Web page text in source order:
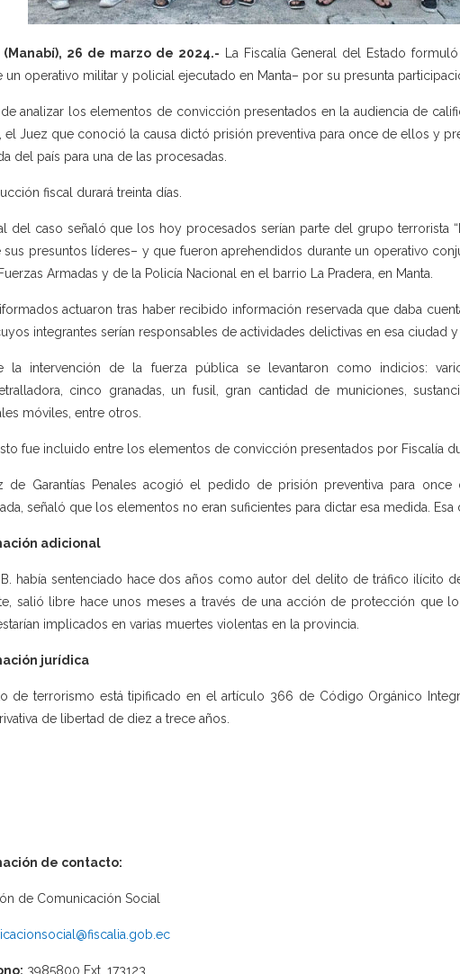
(Manabí), 26 de marzo de 2024.- La Fiscalía General del Estado
un operativo militar y policial ejecutado en Manta– por su presunta
de analizar los elementos de convicción presentados en la audiencia de
el Juez que conoció la causa dictó prisión preventiva para once de ellos y
del país para una de las procesadas.
fiscal durará treinta días.
del caso señaló que los hoy procesados serían parte del grupo terrorista
sus presuntos líderes– y que fueron aprehendidos durante un operativo
Armadas y de la Policía Nacional en el barrio La Pradera, en Manta.
actuaron tras haber recibido información reservada que daba
integrantes serían responsables de actividades delictivas en esa ciudad
la intervención de la fuerza pública se levantaron como indicios:
cinco granadas, un fusil, gran cantidad de municiones,
móviles, entre otros.
fue incluido entre los elementos de convicción presentados por Fiscalía
de Garantías Penales acogió el pedido de prisión preventiva para
señaló que los elementos no eran suficientes para dictar esa medida. Esa
adicional
había sentenciado hace dos años como autor del delito de tráfico ilícito
salió libre hace unos meses a través de una acción de protección que
implicados en varias muertes violentas en la provincia.
jurídica
de terrorismo está tipificado en el artículo 366 de Código Orgánico
de libertad de diez a trece años.
de contacto:
de Comunicación Social
3985800 Ext. 173123